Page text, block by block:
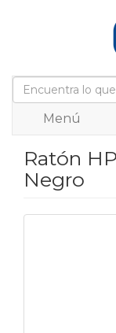
Menú
Ratón
Negro